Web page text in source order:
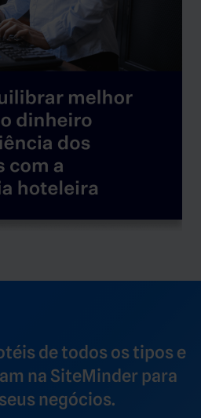
de todos os tipos e
na SiteMinder para
negócios.